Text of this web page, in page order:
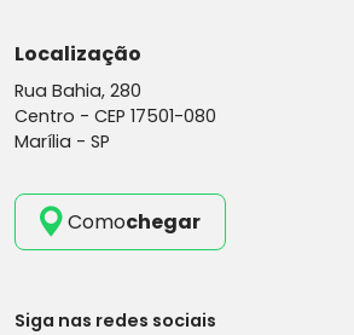
Localização
Rua Bahia, 280
Centro - CEP 17501-080
Marília - SP
Comochegar
Siga nas redes sociais